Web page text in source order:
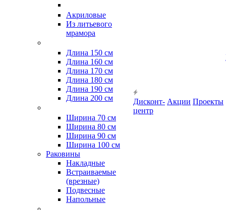
Акриловые
Из литьевого
мрамора
Длина 150 см
Длина 160 см
Длина 170 см
Длина 180 см
Длина 190 см
Длина 200 см
Ширина 70 см
Ширина 80 см
Ширина 90 см
Ширина 100 см
Раковины
Накладные
Встраиваемые
(врезные)
Подвесные
Напольные
Дисконт-
центр
Акции Проекты